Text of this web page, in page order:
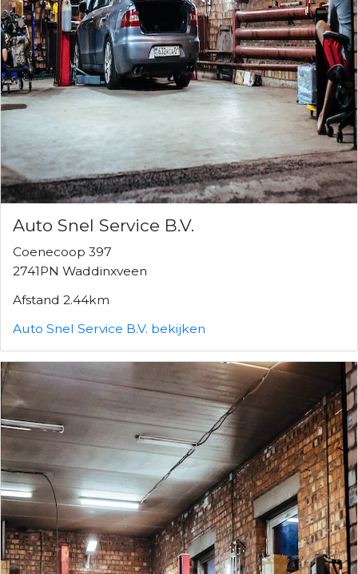
Auto Snel Service B.V.
Coenecoop 397
2741PN Waddinxveen
Afstand 2.44km
Auto Snel Service B.V. bekijken